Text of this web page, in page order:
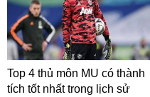
Top 4 thủ môn MU có thành
tích tốt nhất trong lịch sử